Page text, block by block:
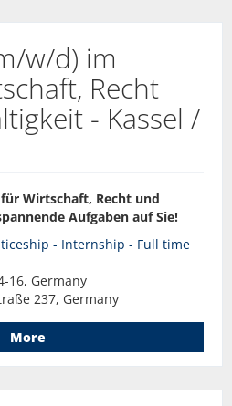
w/d) im
Recht
- Kassel /
Wirtschaft, Recht und
Aufgaben auf Sie!
- Internship - Full time
16, Germany
237, Germany
More